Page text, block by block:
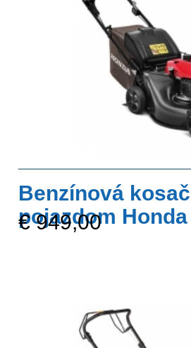
Benzínová
pojazdom Honda
€ 949,00